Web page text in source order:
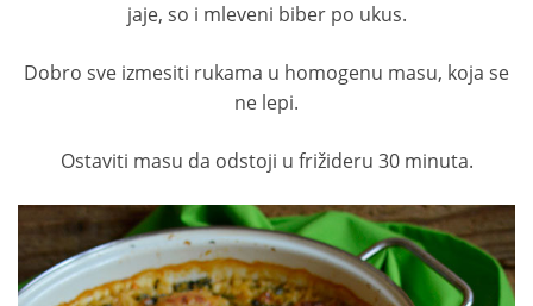
jaje, so i mleveni biber po ukus.
Dobro sve izmesiti rukama u homogenu masu, koja se
ne lepi.
Ostaviti masu da odstoji u frižideru 30 minuta.